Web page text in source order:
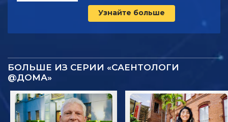
Узнайте больше
БОЛЬШЕ ИЗ СЕРИИ «САЕНТОЛОГИ
@ДОМА»